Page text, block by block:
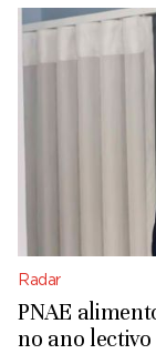
Radar
PNAE
no ano